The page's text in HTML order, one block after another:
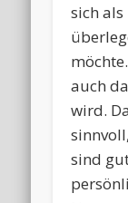
sich
auch
wird.
sind